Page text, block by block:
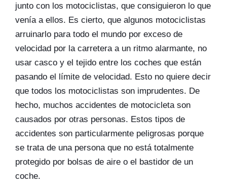
junto con los motociclistas, que consiguieron lo que
venía a ellos. Es cierto, que algunos motociclistas
arruinarlo para todo el mundo por exceso de
velocidad por la carretera a un ritmo alarmante, no
usar casco y el tejido entre los coches que están
pasando el límite de velocidad. Esto no quiere decir
que todos los motociclistas son imprudentes. De
hecho, muchos accidentes de motocicleta son
causados por otras personas. Estos tipos de
accidentes son particularmente peligrosas porque
se trata de una persona que no está totalmente
protegido por bolsas de aire o el bastidor de un
coche.